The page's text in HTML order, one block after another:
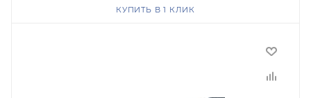
КУПИТЬ В 1 КЛИК